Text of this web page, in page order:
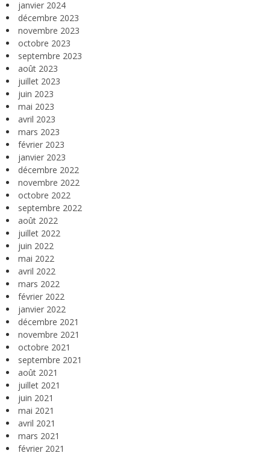
janvier 2024
décembre 2023
novembre 2023
octobre 2023
septembre 2023
août 2023
juillet 2023
juin 2023
mai 2023
avril 2023
mars 2023
février 2023
janvier 2023
décembre 2022
novembre 2022
octobre 2022
septembre 2022
août 2022
juillet 2022
juin 2022
mai 2022
avril 2022
mars 2022
février 2022
janvier 2022
décembre 2021
novembre 2021
octobre 2021
septembre 2021
août 2021
juillet 2021
juin 2021
mai 2021
avril 2021
mars 2021
février 2021